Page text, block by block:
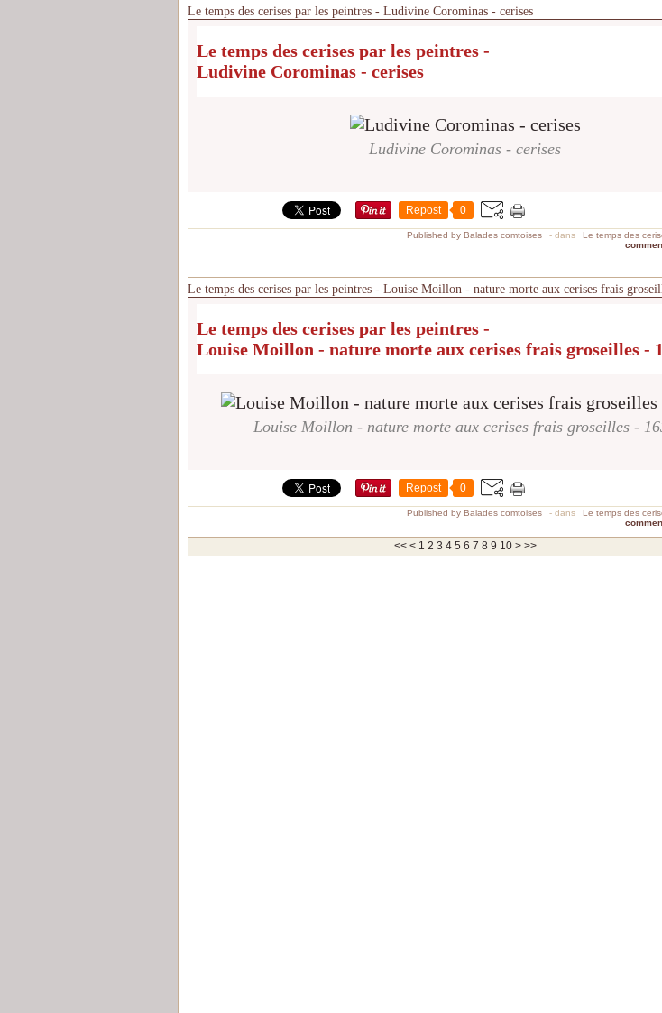
Le temps des cerises par les peintres - Ludivine Corominas - cerises
Le temps des cerises par les peintres -
Ludivine Corominas - cerises
Ludivine Corominas - cerises
Repost 0
Published by Balades comtoises - dans
Le temps des
Le temps des cerises par les peintres - Louise Moillon - nature morte aux cerises frais
Le temps des cerises par les peintres -
Louise Moillon - nature morte aux cerises frais groseilles -
Louise Moillon - nature morte aux cerises frais groseilles -
Repost 0
Published by Balades comtoises - dans
Le temps des
<< < 1 2 3 4 5 6 7 8 9 10 20
> >>